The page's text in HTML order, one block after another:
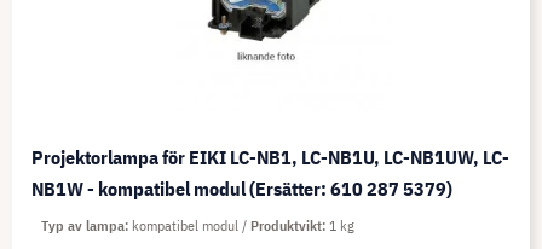
Projektorlampa för EIKI LC-NB1, LC-NB1U, LC-NB1UW, LC-
NB1W - kompatibel modul (Ersätter: 610 287 5379)
Typ av lampa kompatibel modul Produktvikt 1 kg